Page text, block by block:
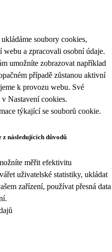
soubory cookies,
a zpracovali osobní údaje.
umožníte zobrazovat například
případě zůstanou aktivní
k provozu webu. Své
v Nastavení cookies.
týkající se souborů cookie.
následujících důvodů
měřit efektivitu
uživatelské statistiky, ukládat
zařízení, používat přesná data